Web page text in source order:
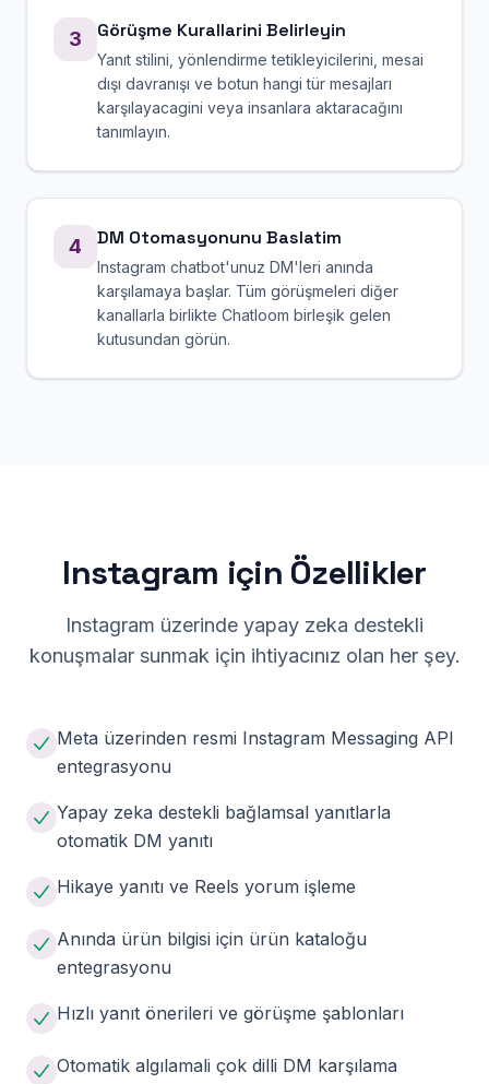
3 Görüşme Kurallarini Belirleyin
Yanıt stilini, yönlendirme tetikleyicilerini, mesai
dışı davranışı ve botun hangi tür mesajları
karşılayacagini veya insanlara aktaracağını
tanımlayın.
4 DM Otomasyonunu Baslatim
Instagram chatbot'unuz DM'leri anında
karşılamaya başlar. Tüm görüşmeleri diğer
kanallarla birlikte Chatloom birleşik gelen
kutusundan görün.
Instagram için Özellikler
Instagram üzerinde yapay zeka destekli
konuşmalar sunmak için ihtiyacınız olan her şey.
Meta üzerinden resmi Instagram Messaging API
entegrasyonu
Yapay zeka destekli bağlamsal yanıtlarla
otomatik DM yanıtı
Hikaye yanıtı ve Reels yorum işleme
Anında ürün bilgisi için ürün kataloğu
entegrasyonu
Hızlı yanıt önerileri ve görüşme şablonları
Otomatik algılamali çok dilli DM karşılama